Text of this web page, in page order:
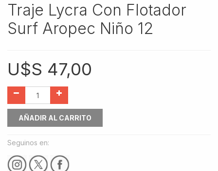
Traje Lycra Con Flotador
Surf Aropec Niño 12
U$S 47,00
AÑADIR AL CARRITO
Seguinos en: